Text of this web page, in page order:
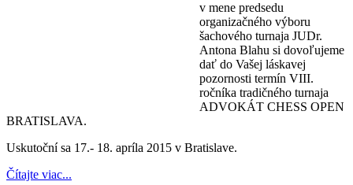
v mene predsedu
organizačného výboru
šachového turnaja JUDr.
Antona Blahu si dovoľujeme
dať do Vašej láskavej
pozornosti termín VIII.
ročníka tradičného turnaja
ADVOKÁT CHESS OPEN
BRATISLAVA.
Uskutoční sa 17.- 18. apríla 2015 v Bratislave.
Čítajte viac...